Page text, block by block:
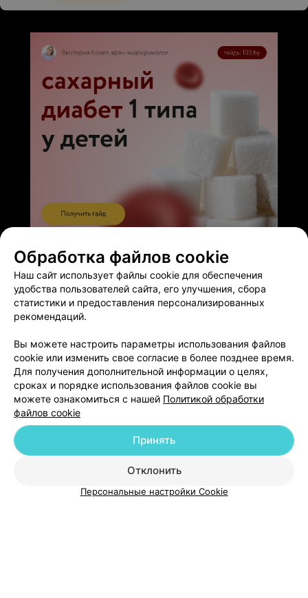
Добавить специалиста
О проекте Новости проекта
Размещение рекламы
Медицинский маркетинг
Публичный договор
Пользовательское соглашение
Способы оплаты
Обработка файлов cookie
Наш сайт использует файлы cookie для обеспечения
удобства пользователей сайта, его улучшения, сбора
статистики и предоставления персонализированных
рекомендаций.
Вы можете настроить параметры использования файлов
cookie или изменить свое согласие в более позднее время.
Для получения дополнительной информации о целях,
сроках и порядке использования файлов cookie вы
можете ознакомиться с нашей Политикой обработки
файлов cookie
Отклонить
Принять
Персональные настройки Cookie